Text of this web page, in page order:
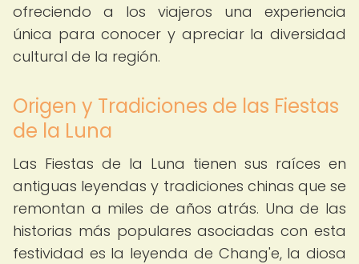
ofreciendo a los viajeros una experiencia
única para conocer y apreciar la diversidad
cultural de la región.
Origen y Tradiciones de las Fiestas
de la Luna
Las Fiestas de la Luna tienen sus raíces en
antiguas leyendas y tradiciones chinas que se
remontan a miles de años atrás. Una de las
historias más populares asociadas con esta
festividad es la leyenda de Chang'e, la diosa